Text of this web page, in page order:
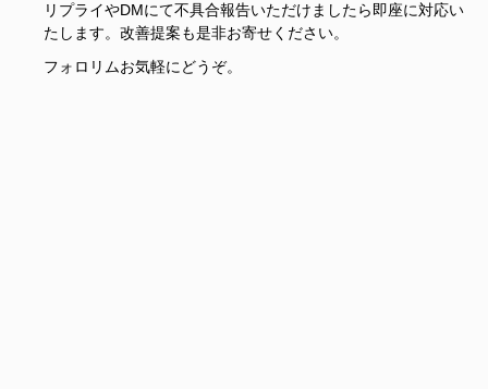
リプライやDMにて不具合報告いただけましたら即座に対応い
たします。改善提案も是非お寄せください。
フォロリムお気軽にどうぞ。